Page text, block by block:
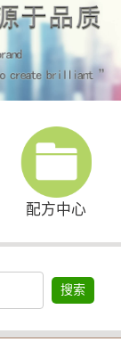
配方中心
搜索